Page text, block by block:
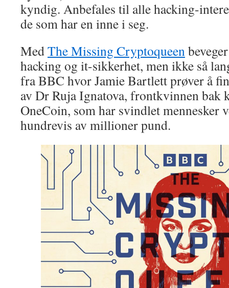
kyndig. Anbefales til alle hacking-
de som har en inne i seg.
MedThe Missing Cryptoqueen
hacking og it-sikkerhet, men ikke så
fra BBC hvor Jamie Bartlett prøver å
av Dr Ruja Ignatova, frontkvinnen bak
OneCoin, som har svindlet mennesker
hundrevis av millioner pund.